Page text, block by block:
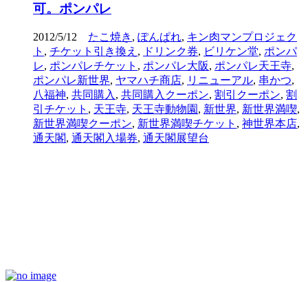
可。ポンパレ
2012/5/12 たこ焼き , ぽんぱれ, キン肉マンプロジェク
ト , チケット引き換え , ドリンク券, ビリケン堂, ポンパ
レ, ポンパレチケット , ポンパレ大阪, ポンパレ天王寺,
ポンパレ新世界, ヤマハチ商店, リニューアル, 串かつ,
八福神, 共同購入, 共同購入クーポン, 割引クーポン, 割
引チケット , 天王寺, 天王寺動物園 , 新世界, 新世界満喫,
新世界満喫クーポン, 新世界満喫チケット , 神世界本店,
通天閣, 通天閣入場券, 通天閣展望台